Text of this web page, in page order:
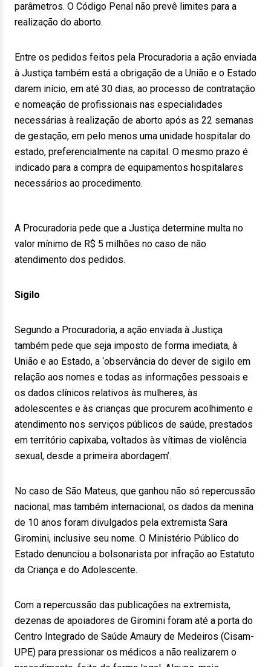
parâmetros. O Código Penal não prevê limites para a
realização do aborto.
Entre os pedidos feitos pela Procuradoria a ação enviada
à Justiça também está a obrigação de a União e o Estado
darem início, em até 30 dias, ao processo de contratação
e nomeação de profissionais nas especialidades
necessárias à realização de aborto após as 22 semanas
de gestação, em pelo menos uma unidade hospitalar do
estado, preferencialmente na capital. O mesmo prazo é
indicado para a compra de equipamentos hospitalares
necessários ao procedimento.
A Procuradoria pede que a Justiça determine multa no
valor mínimo de R$ 5 milhões no caso de não
atendimento dos pedidos.
Sigilo
Segundo a Procuradoria, a ação enviada à Justiça
também pede que seja imposto de forma imediata, à
União e ao Estado, a ‘observância do dever de sigilo em
relação aos nomes e todas as informações pessoais e
os dados clínicos relativos às mulheres, às
adolescentes e às crianças que procurem acolhimento e
atendimento nos serviços públicos de saúde, prestados
em território capixaba, voltados às vítimas de violência
sexual, desde a primeira abordagem’.
No caso de São Mateus, que ganhou não só repercussão
nacional, mas também internacional, os dados da menina
de 10 anos foram divulgados pela extremista Sara
Giromini, inclusive seu nome. O Ministério Público do
Estado denunciou a bolsonarista por infração ao Estatuto
da Criança e do Adolescente.
Com a repercussão das publicações na extremista,
dezenas de apoiadores de Giromini foram até a porta do
Centro Integrado de Saúde Amaury de Medeiros (Cisam-
UPE) para pressionar os médicos a não realizarem o